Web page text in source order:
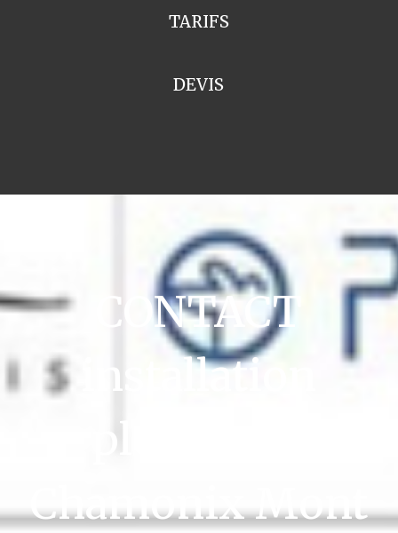
TARIFS
DEVIS
CONTACT
installation
plomberie
Chamonix Mont